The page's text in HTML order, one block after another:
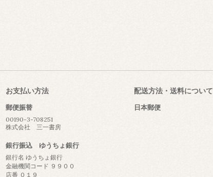
お支払い方法
郵便振替
00190-3-708251
株式会社 三一書房
銀行振込 ゆうちょ銀行
銀行名 ゆうちょ銀行
金融機関コード ９９００
店番 ０１９
配送方法・送料について
日本郵便